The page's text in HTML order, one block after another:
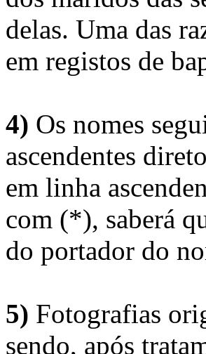
delas. Uma das
em registos de
4) Os nomes
ascendentes
em linha
com (*), saberá
do portador do
5) Fotografias
sendo, após